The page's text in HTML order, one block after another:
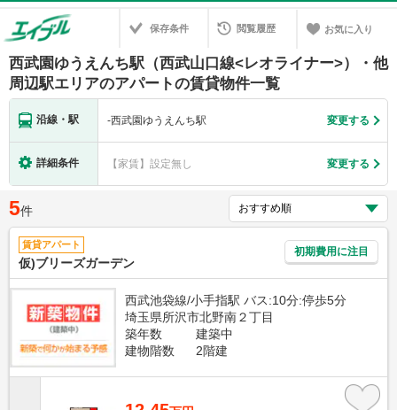
保存条件 閲覧履歴 お気に入り
西武園ゆうえんち駅（西武山口線<レオライナー>）・他
周辺駅エリアのアパートの賃貸物件一覧
沿線・駅 -西武園ゆうえんち駅 変更する
詳細条件 【家賃】設定無し 変更する
5件
賃貸アパート
仮)ブリーズガーデン
初期費用に注目
西武池袋線/小手指駅 バス:10分:停歩5分
埼玉県所沢市北野南２丁目
築年数
建築中
建物階数
2階建